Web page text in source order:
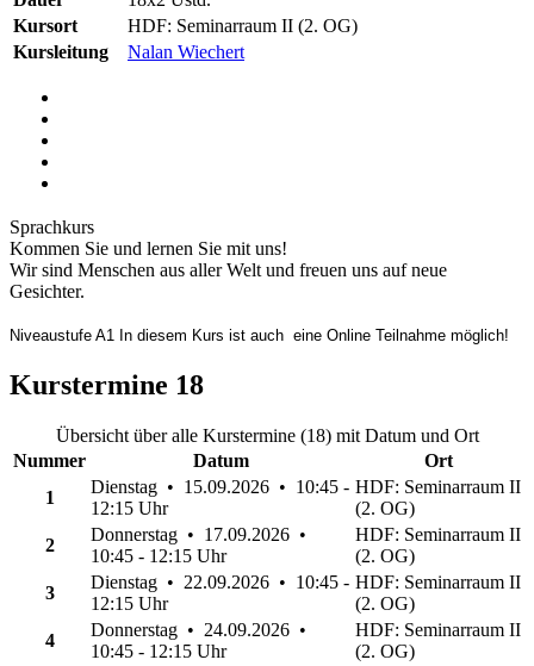
Kursort
HDF: Seminarraum II (2. OG)
Kursleitung
Nalan Wiechert
Sprachkurs
Kommen Sie und lernen Sie mit uns!
Wir sind Menschen aus aller Welt und freuen uns auf neue
Gesichter.
Niveaustufe A1 In diesem Kurs ist auch eine Online Teilnahme möglich!
Kurstermine 18
Übersicht über alle Kurstermine (18) mit Datum und Ort
Nummer
Datum
Ort
1
Dienstag • 15.09.2026 • 10:45 -
12:15 Uhr
HDF: Seminarraum II
(2. OG)
2
Donnerstag • 17.09.2026 •
10:45 - 12:15 Uhr
HDF: Seminarraum II
(2. OG)
3
Dienstag • 22.09.2026 • 10:45 -
12:15 Uhr
HDF: Seminarraum II
(2. OG)
4
Donnerstag • 24.09.2026 •
10:45 - 12:15 Uhr
HDF: Seminarraum II
(2. OG)